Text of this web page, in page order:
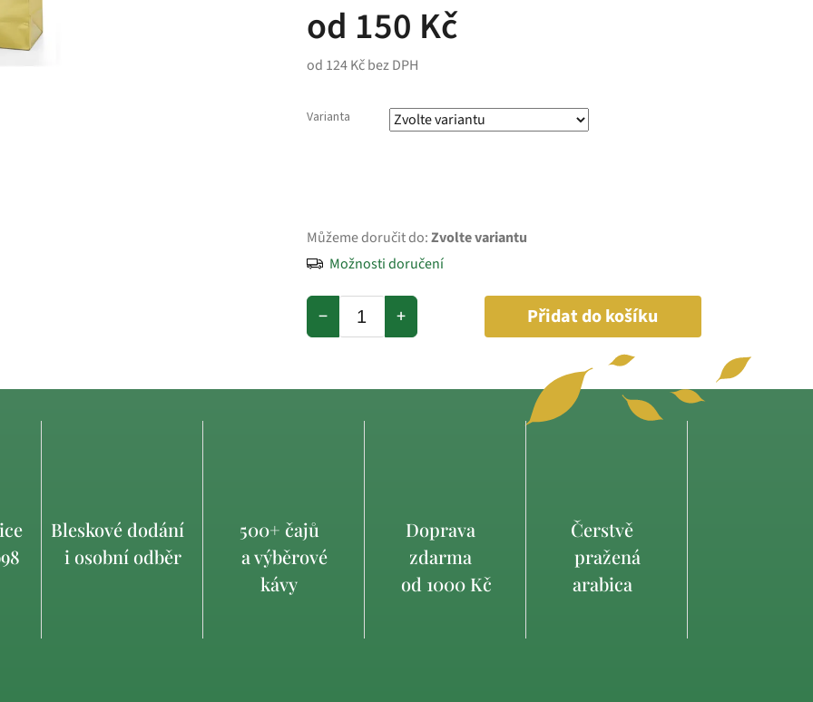
od 150 Kč
od 124 Kčbez DPH
Varianta
Můžeme doručit do:Zvolte variantu
Možnosti doručení
+
− Přidat do košíku
Bleskové dodání
i osobní odběr
500+ čajů
a výběrové
kávy
Doprava
zdarma
od 1000 Kč
Čerstvě
pražená
arabica